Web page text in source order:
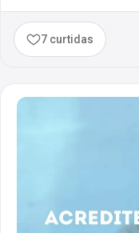
7 curtidas